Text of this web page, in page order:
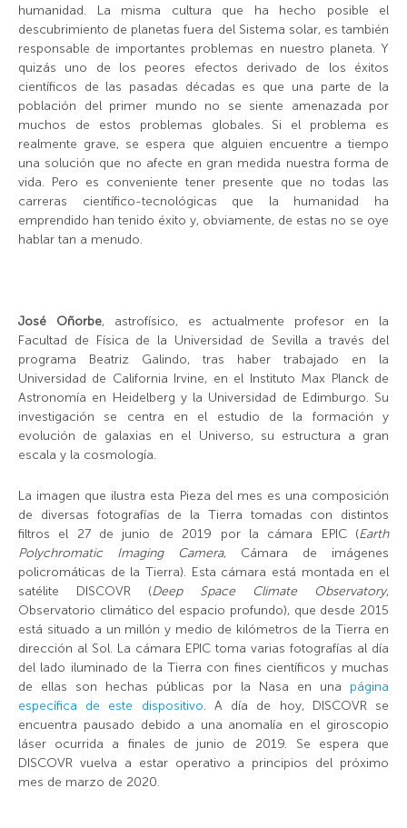
humanidad. La misma cultura que ha hecho posible el
descubrimiento de planetas fuera del Sistema solar, es también
responsable de importantes problemas en nuestro planeta. Y
quizás uno de los peores efectos derivado de los éxitos
científicos de las pasadas décadas es que una parte de la
población del primer mundo no se siente amenazada por
muchos de estos problemas globales. Si el problema es
realmente grave, se espera que alguien encuentre a tiempo
una solución que no afecte en gran medida nuestra forma de
vida. Pero es conveniente tener presente que no todas las
carreras científico-tecnológicas que la humanidad ha
emprendido han tenido éxito y, obviamente, de estas no se oye
hablar tan a menudo.
José Oñorbe, astrofísico, es actualmente profesor en la
Facultad de Física de la Universidad de Sevilla a través del
programa Beatriz Galindo, tras haber trabajado en la
Universidad de California Irvine, en el Instituto Max Planck de
Astronomía en Heidelberg y la Universidad de Edimburgo. Su
investigación se centra en el estudio de la formación y
evolución de galaxias en el Universo, su estructura a gran
escala y la cosmología.
La imagen que ilustra esta Pieza del mes es una composición
de diversas fotografías de la Tierra tomadas con distintos
filtros el 27 de junio de 2019 por la cámara EPIC (Earth
Polychromatic Imaging Camera, Cámara de imágenes
policromáticas de la Tierra). Esta cámara está montada en el
satélite DISCOVR (Deep Space Climate Observatory,
Observatorio climático del espacio profundo), que desde 2015
está situado a un millón y medio de kilómetros de la Tierra en
dirección al Sol. La cámara EPIC toma varias fotografías al día
del lado iluminado de la Tierra con fines científicos y muchas
de ellas son hechas públicas por la Nasa en una página
específica de este dispositivo. A día de hoy, DISCOVR se
encuentra pausado debido a una anomalía en el giroscopio
láser ocurrida a finales de junio de 2019. Se espera que
DISCOVR vuelva a estar operativo a principios del próximo
mes de marzo de 2020.